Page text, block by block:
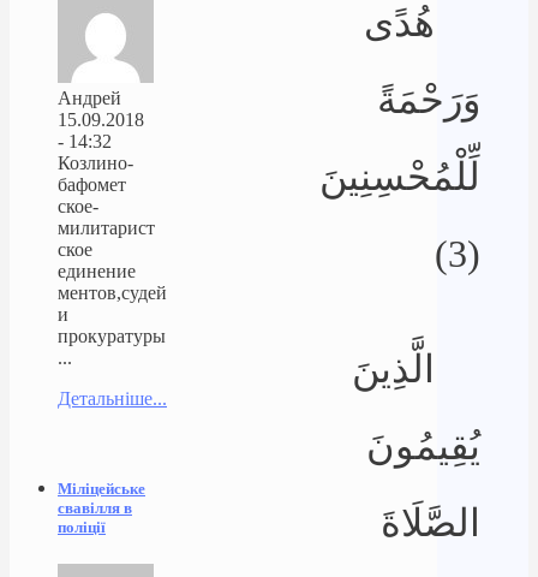
هُدًى
وَرَحْمَةً
لِّلْمُحْسِنِينَ
(3)
الَّذِينَ
يُقِيمُونَ
الصَّلَاةَ
Андрей
15.09.2018
- 14:32
Козлино-
бафомет
ское-
милитарист
ское
единение
ментов,судей
и
прокуратуры
...
Детальніше...
Міліцейське
свавілля в
поліції